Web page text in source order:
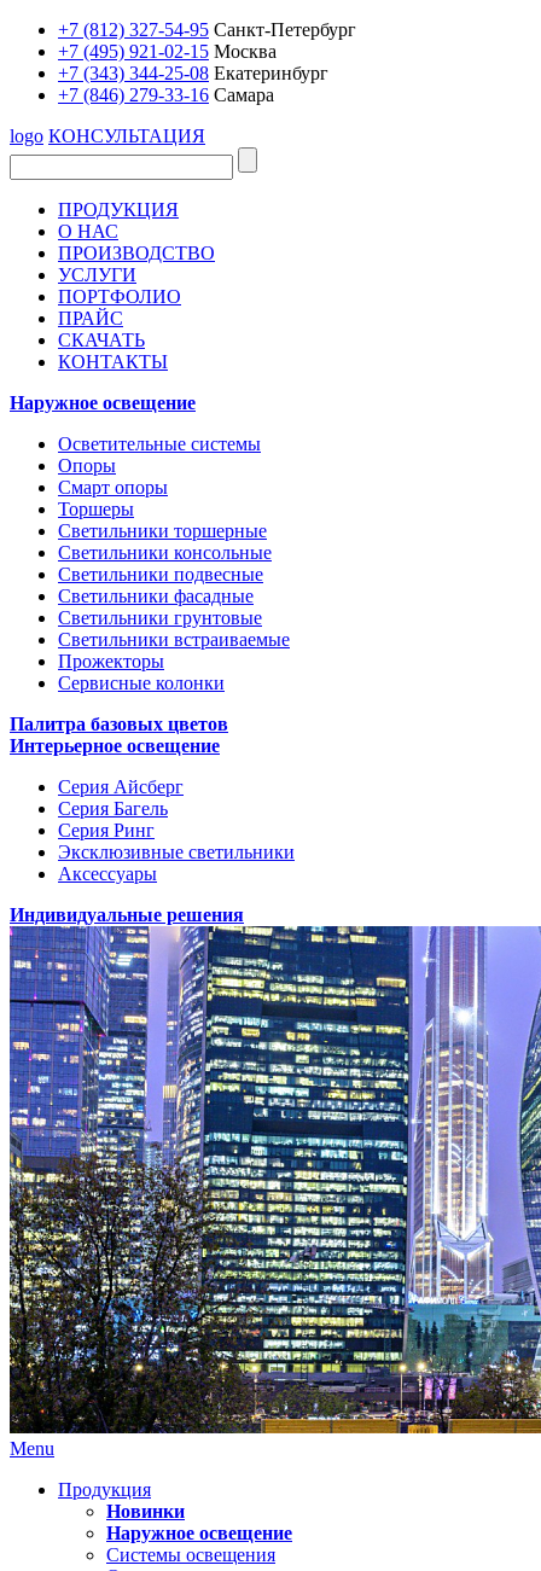
+7 (812) 327-54-95 Санкт-Петербург
+7 (495) 921-02-15 Москва
+7 (343) 344-25-08 Екатеринбург
+7 (846) 279-33-16 Самара
logo КОНСУЛЬТАЦИЯ
ПРОДУКЦИЯ
О НАС
ПРОИЗВОДСТВО
УСЛУГИ
ПОРТФОЛИО
ПРАЙС
СКАЧАТЬ
КОНТАКТЫ
Наружное освещение
Осветительные системы
Опоры
Смарт опоры
Торшеры
Светильники торшерные
Светильники консольные
Светильники подвесные
Светильники фасадные
Светильники грунтовые
Светильники встраиваемые
Прожекторы
Сервисные колонки
Палитра базовых цветов
Интерьерное освещение
Серия Айсберг
Серия Багель
Серия Ринг
Эксклюзивные светильники
Аксессуары
Индивидуальные решения
Menu
Продукция
Новинки
Наружное освещение
Системы освещения